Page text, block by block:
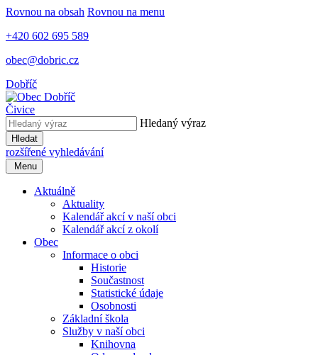
Rovnou na obsah Rovnou na menu
+420 602 695 589
obec@dobric.cz
Dobříč
Čivice
Hledaný výraz
Hledat
rozšířené vyhledávání
Menu
Aktuálně
Aktuality
Kalendář akcí v naší obci
Kalendář akcí z okolí
Obec
Informace o obci
Historie
Součastnost
Statistické údaje
Osobnosti
Základní škola
Služby v naší obci
Knihovna